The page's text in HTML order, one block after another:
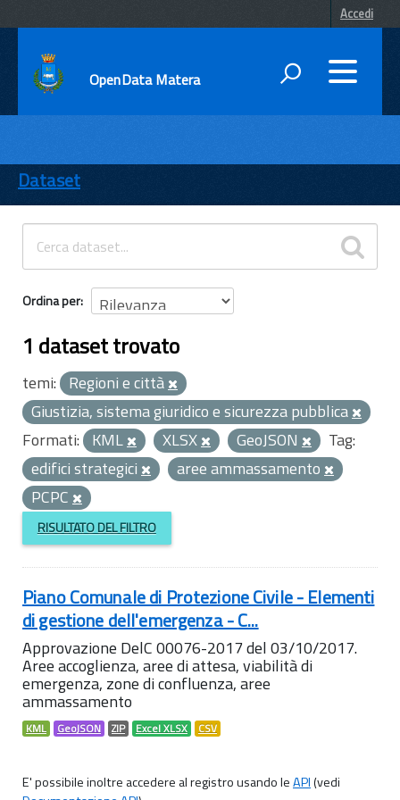
Accedi
OpenData Matera
ENTI
TEMI
INFORMAZIONI
Dataset
Ordina per
1 dataset trovato
temi: Regioni e città
Giustizia, sistema giuridico e sicurezza pubblica
Formati: KML XLSX GeoJSON
Tag:
edifici strategici
aree ammassamento
PCPC
RISULTATO DEL FILTRO
Piano Comunale di Protezione Civile - Elementi
di gestione dell'emergenza - C...
Approvazione DelC 00076-2017 del 03/10/2017.
Aree accoglienza, aree di attesa, viabilità di
emergenza, zone di confluenza, aree
ammassamento
KML GeoJSON ZIP Excel XLSX CSV
E' possibile inoltre accedere al registro usando leAPI(vedi